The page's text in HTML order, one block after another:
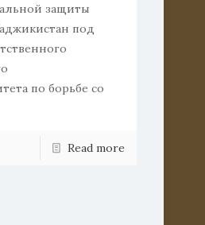
защиты
под
по борьбе со
Read more